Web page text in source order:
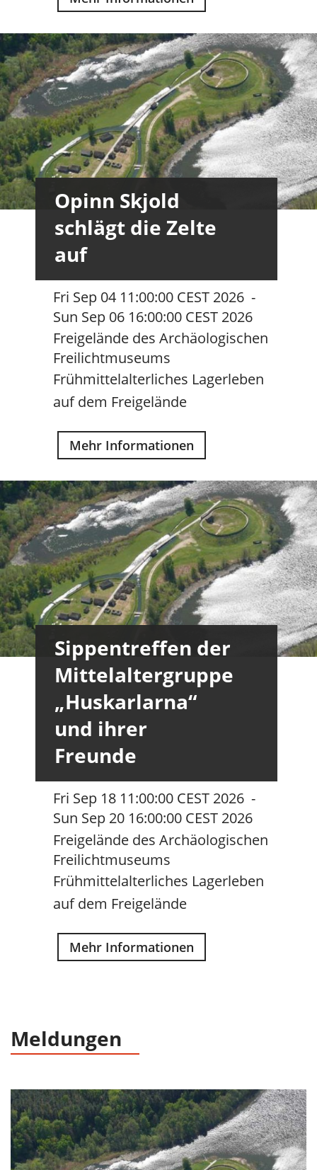
Opinn Skjold
schlägt die Zelte
auf
Fri Sep 04 11:00:00 CEST 2026 -
Sun Sep 06 16:00:00 CEST 2026
Freigelände des Archäologischen
Freilichtmuseums
Frühmittelalterliches Lagerleben
auf dem Freigelände
Mehr Informationen
Sippentreffen der
Mittelaltergruppe
„Huskarlarna“
und ihrer
Freunde
Fri Sep 18 11:00:00 CEST 2026 -
Sun Sep 20 16:00:00 CEST 2026
Freigelände des Archäologischen
Freilichtmuseums
Frühmittelalterliches Lagerleben
auf dem Freigelände
Mehr Informationen
Meldungen